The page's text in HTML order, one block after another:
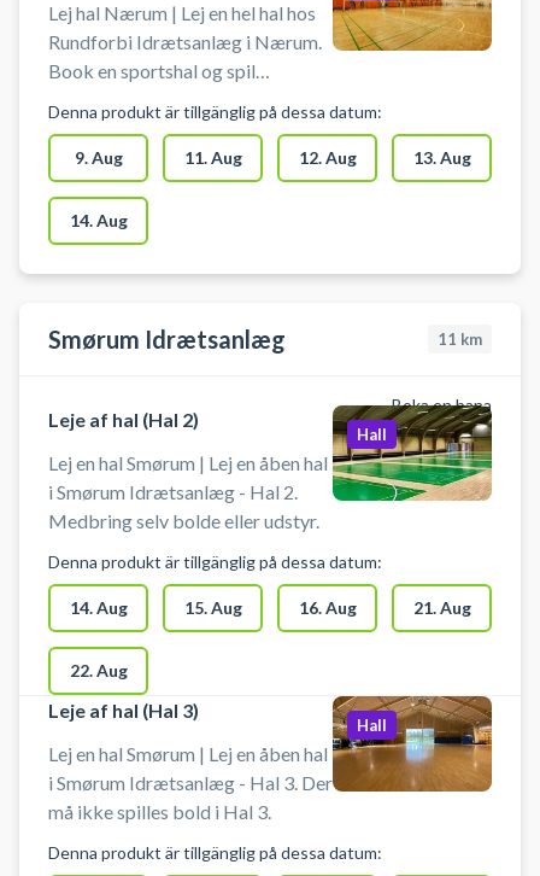
Lej hal Nærum | Lej en hel hal hos
Rundforbi Idrætsanlæg i Nærum.
Book en sportshal og spil
hal med håndboldmål. Hallen kan
bruges til bl.a. håndbold,
indendørs fodbold uden bander og
andre bevægelsesaktiviteter.
Hallen lejes uden udstyr, så husk at
medbringe ketcher, bat og bolde
omklædning og bad.
Denna produkt är tillgänglig på dessa datum:
9. Aug 11. Aug 12. Aug 13. Aug
14. Aug
Smørum Idrætsanlæg 11 km
Boka en bana
Leje af hal (Hal 2)
Lej en hal Smørum | Lej en åben hal
i Smørum Idrætsanlæg - Hal 2.
Medbring selv bolde eller udstyr.
Hall
Denna produkt är tillgänglig på dessa datum:
14. Aug 15. Aug 16. Aug 21. Aug
22. Aug
Leje af hal (Hal 3)
Lej en hal Smørum | Lej en åben hal
i Smørum Idrætsanlæg - Hal 3. Der
må ikke spilles bold i Hal 3.
Hall
Denna produkt är tillgänglig på dessa datum: